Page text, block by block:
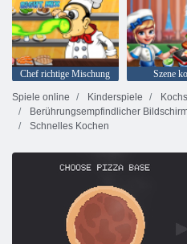
Chef richtige Mischung Szene
Spiele online
Kinderspiele
Berührungsempfindlicher
Schnelles Kochen